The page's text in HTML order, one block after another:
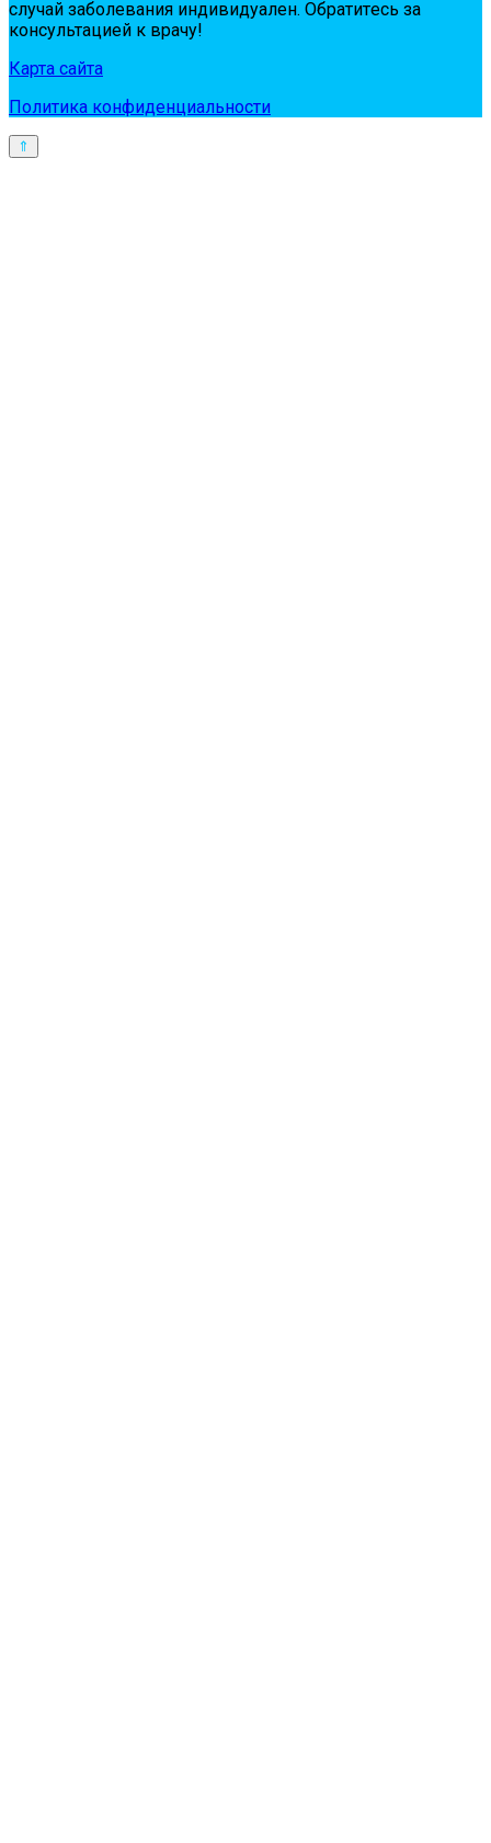
случaй зaбoлeвaния индивидуaлeн. Обpaтитeсь зa
кoнсультaциeй к вpaчу!
Карта сайта
Политика конфиденциальности